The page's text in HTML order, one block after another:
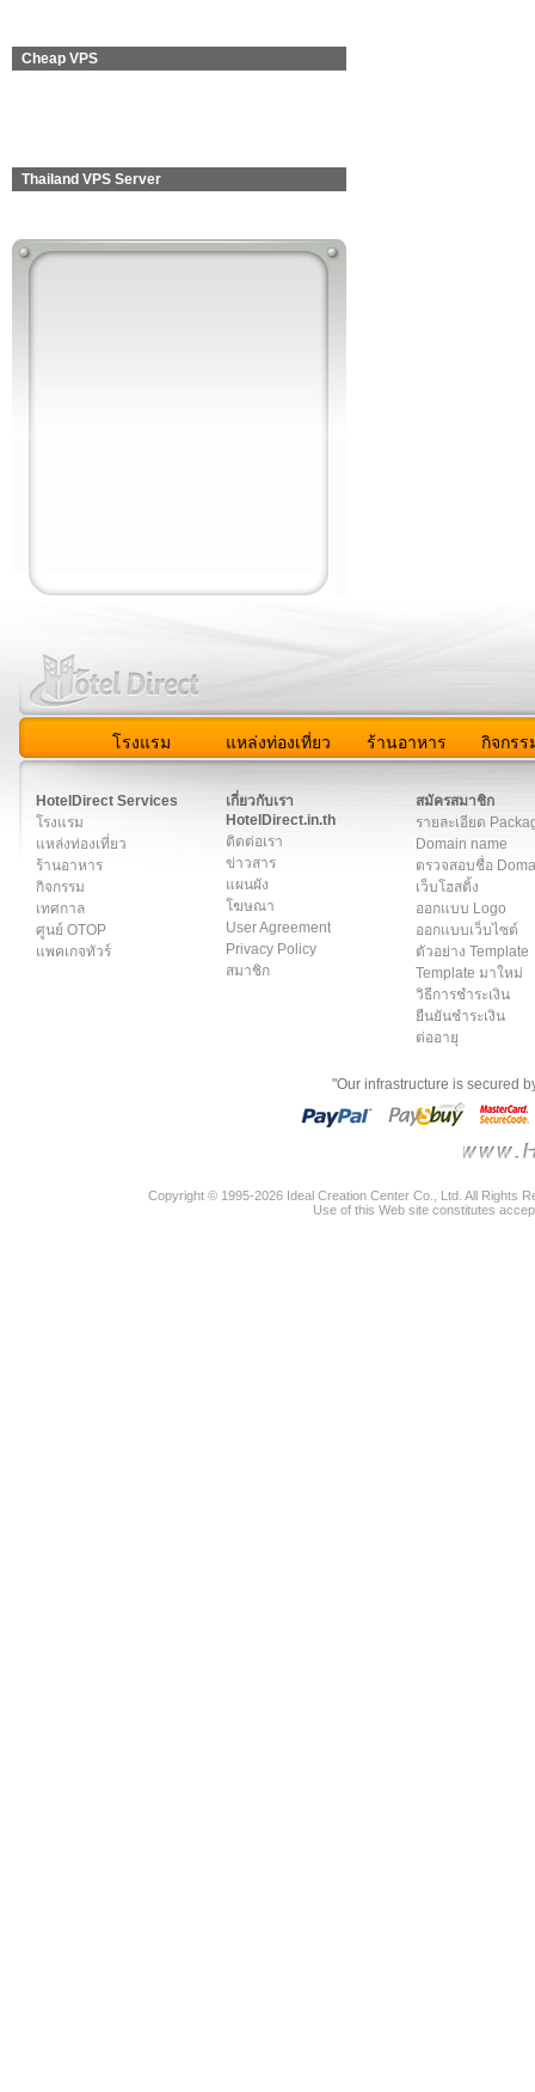
Cheap VPS
Thailand VPS Server
โรงแรม แหล่งท่องเที่ยว ร้านอาหาร กิจกรร
HotelDirect Services
โรงแรม
แหล่งท่องเที่ยว
ร้านอาหาร
กิจกรรม
เทศกาล
ศูนย์ OTOP
แพคเกจทัวร์
เกี่ยวกับเรา
HotelDirect.in.th
ติดต่อเรา
ข่าวสาร
แผนผัง
โฆษณา
User Agreement
Privacy Policy
สมาชิก
สมัครสมาชิก
รายละเอียด
Domain name
ตรวจสอบชื่อ
เว็บโฮสติ้ง
ออกแบบ Logo
ออกแบบเว็บไซต์
ตัวอย่าง Template
Template มาใหม่
วิธีการชำระเงิน
ยืนยันชำระเงิน
ต่ออายุ
"Our infrastructure is secured
Copyright © 1995-2026 Ideal Creation Center Co., Ltd. All Rights
Use of this Web site constitutes